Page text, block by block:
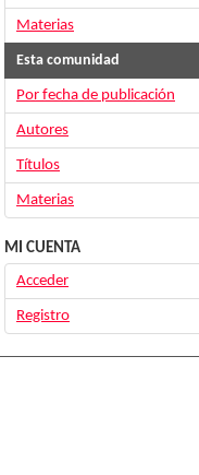
Materias
Esta comunidad
Por fecha de publicación
Autores
Títulos
Materias
MI CUENTA
Acceder
Registro